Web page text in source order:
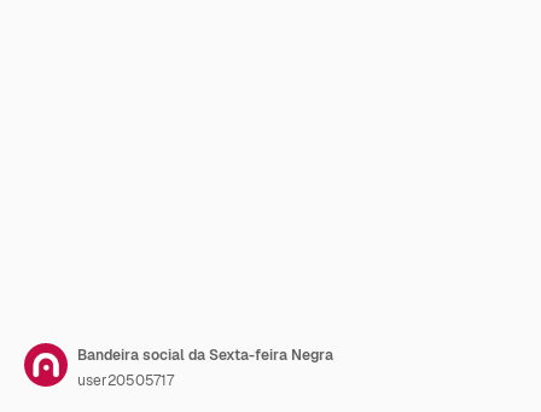
Bandeira social da Sexta-feira Negra
user20505717